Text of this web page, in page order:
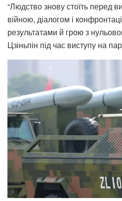
“Людство знову стоїть перед
війною, діалогом і
результатами й грою з
Цзіньпін під час виступу на